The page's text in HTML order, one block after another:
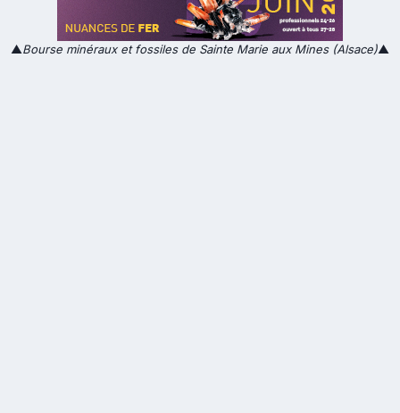
▲Bourse minéraux et fossiles de Sainte Marie aux Mines (Alsace)▲